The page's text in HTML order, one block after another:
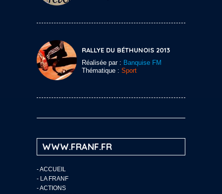
RALLYE DU BÉTHUNOIS 2013
Réalisée par : Banquise FM
Thématique : Sport
WWW.FRANF.FR
-ACCUEIL
- LA FRANF
-ACTIONS